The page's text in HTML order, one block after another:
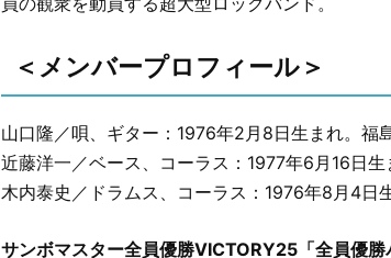
＜メンバープロフィール＞
山口隆／唄、ギター：1976年2月8日生まれ。福
近藤洋一／ベース、コーラス：1977年6月16日生
木内泰史／ドラムス、コーラス：1976年8月4日
サンボマスター全員優勝VICTORY25「全員優勝